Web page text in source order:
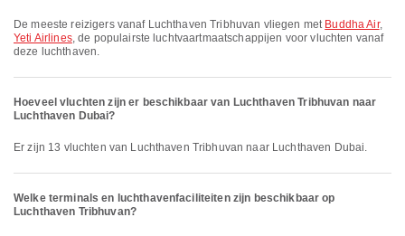
De meeste reizigers vanaf Luchthaven Tribhuvan vliegen met Buddha Air,
Yeti Airlines, de populairste luchtvaartmaatschappijen voor vluchten vanaf
deze luchthaven.
Hoeveel vluchten zijn er beschikbaar van Luchthaven Tribhuvan naar
Luchthaven Dubai?
Er zijn 13 vluchten van Luchthaven Tribhuvan naar Luchthaven Dubai.
Welke terminals en luchthavenfaciliteiten zijn beschikbaar op
Luchthaven Tribhuvan?